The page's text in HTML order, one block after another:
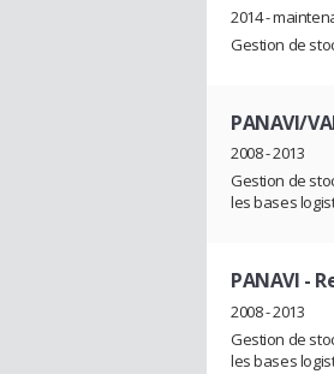
2014 -
Gestion de
PANAVI/
2008 - 2013
Gestion de
les bases
PANAVI -
2008 - 2013
Gestion de
les bases